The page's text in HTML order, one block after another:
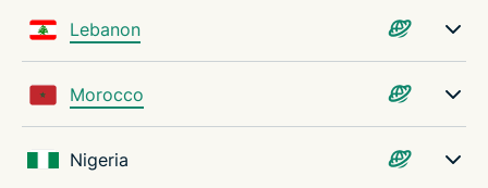
Lebanon
Morocco
Nigeria